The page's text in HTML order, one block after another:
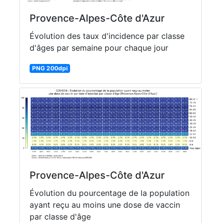
Provence-Alpes-Côte d'Azur
Évolution des taux d'incidence par classe
d'âges par semaine pour chaque jour
PNG 200dpi
Provence-Alpes-Côte d'Azur
Évolution du pourcentage de la population
ayant reçu au moins une dose de vaccin
par classe d'âge